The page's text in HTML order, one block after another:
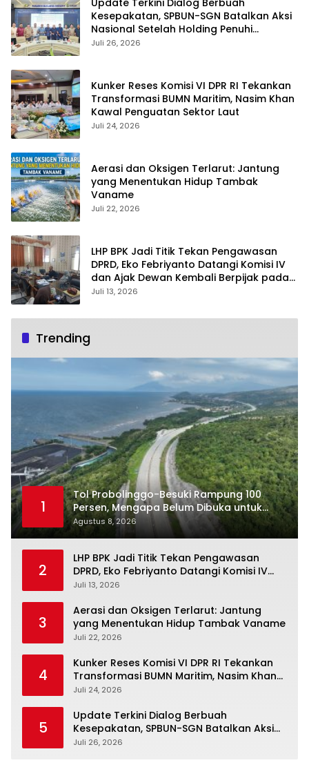
Kesepakatan, SPBUN-SGN Batalkan Aksi
Nasional Setelah Holding Penuhi
Sejumlah Aspirasi
Juli 26, 2026
Kunker Reses Komisi VI DPR RI Tekankan
Transformasi BUMN Maritim, Nasim Khan
Kawal Penguatan Sektor Laut
Juli 24, 2026
Aerasi dan Oksigen Terlarut: Jantung
yang Menentukan Hidup Tambak
Vaname
Juli 22, 2026
LHP BPK Jadi Titik Tekan Pengawasan
DPRD, Eko Febriyanto Datangi Komisi IV
dan Ajak Dewan Kembali Berpijak pada
Dokumen Resmi Negara
Juli 13, 2026
Trending
1
Tol Probolinggo-Besuki Rampung 100
Persen, Mengapa Belum Dibuka untuk
Publik?
Agustus 8, 2026
2
LHP BPK Jadi Titik Tekan Pengawasan
DPRD, Eko Febriyanto Datangi Komisi IV
dan Ajak Dewan Kembali Berpijak pada
Juli 13, 2026
3
Aerasi dan Oksigen Terlarut: Jantung
yang Menentukan Hidup Tambak Vaname
Juli 22, 2026
4
Kunker Reses Komisi VI DPR RI Tekankan
Transformasi BUMN Maritim, Nasim Khan
Kawal Penguatan Sektor Laut
Juli 24, 2026
5
Update Terkini Dialog Berbuah
Kesepakatan, SPBUN-SGN Batalkan Aksi
Nasional Setelah Holding Penuhi Sejumlah
Juli 26, 2026